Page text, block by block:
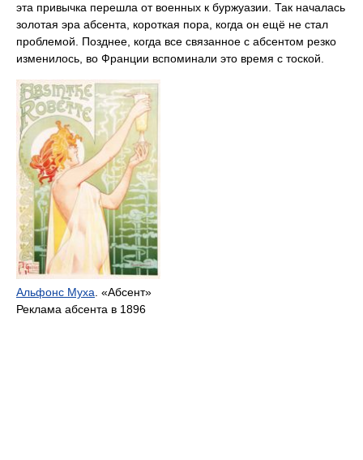
эта привычка перешла от военных к буржуазии. Так началась
золотая эра абсента, короткая пора, когда он ещё не стал
проблемой. Позднее, когда все связанное с абсентом резко
изменилось, во Франции вспоминали это время с тоской.
Альфонс Муха . «Абсент»
Реклама абсента в 1896